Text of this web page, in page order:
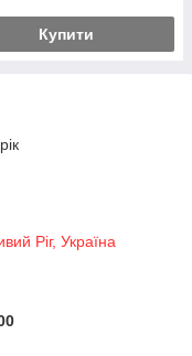
Купити
Ріг, Україна